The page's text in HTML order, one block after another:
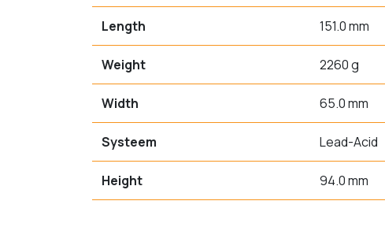
Length 151.0 mm
Weight 2260 g
Width 65.0 mm
Systeem Lead-Acid
Height 94.0 mm